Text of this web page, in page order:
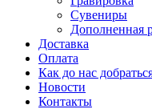
Сувениры
Дополненная
Доставка
Оплата
Как до нас
Новости
Контакты